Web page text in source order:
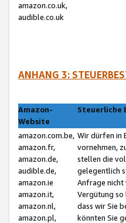
amazon.co.uk,
audible.co.uk
ANHANG 3:
Amazon-
Website
Steuerliche
amazon.com.be,
amazon.fr,
amazon.de,
audible.de,
amazon.ie
amazon.it,
amazon.nl,
amazon.pl,
Wir dürfen in
vornehmen,
stellen die
gelegentlich
Anfrage nicht
Vergütung so
dass wir Sie
könnten Sie